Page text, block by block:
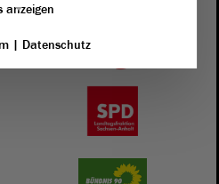
anzeigen
| Datenschutz